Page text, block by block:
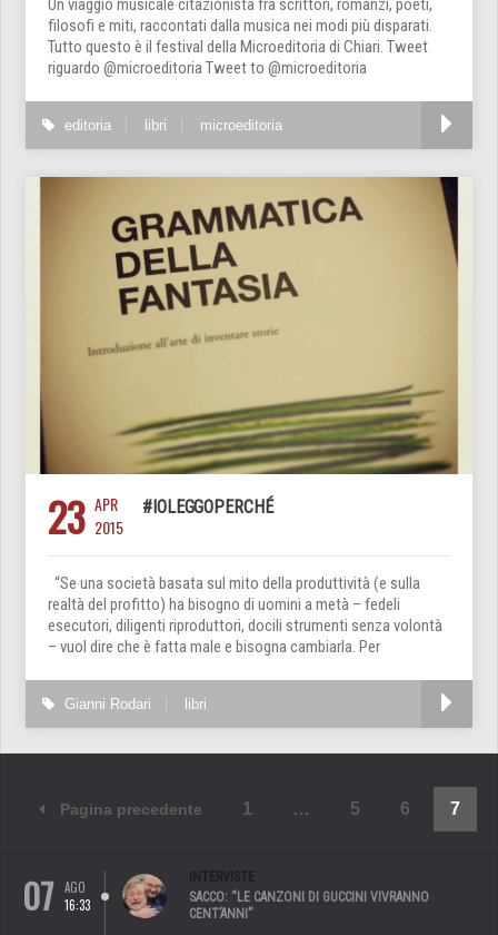
Un viaggio musicale citazionista fra scrittori, romanzi, poeti,
filosofi e miti, raccontati dalla musica nei modi più disparati.
Tutto questo è il festival della Microeditoria di Chiari. Tweet
riguardo @microeditoria Tweet to @microeditoria
editoria libri microeditoria
23 APR
2015
#IOLEGGOPERCHÉ
“Se una società basata sul mito della produttività (e sulla
realtà del profitto) ha bisogno di uomini a metà – fedeli
esecutori, diligenti riproduttori, docili strumenti senza volontà
– vuol dire che è fatta male e bisogna cambiarla. Per
Gianni Rodari libri
Pagina precedente 1 … 5 6 7
07
AGO
16:33
INTERVISTE
SACCO: “LE CANZONI DI GUCCINI VIVRANNO
CENT’ANNI”